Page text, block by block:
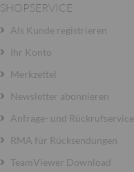
SHOPSERVICE
Als Kunde registrieren
Ihr Konto
Merkzettel
Newsletter abonnieren
Anfrage- und Rückrufservice
RMA für Rücksendungen
TeamViewer Download